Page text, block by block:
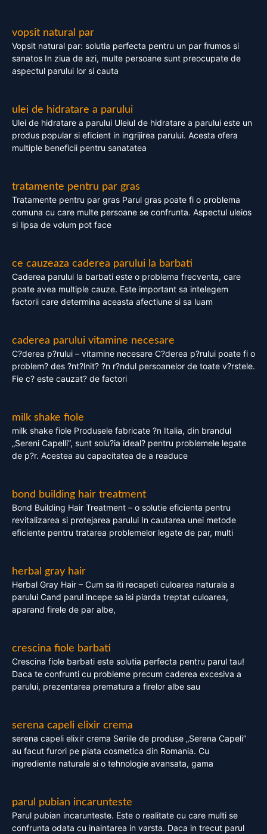
vopsit natural par
Vopsit natural par: solutia perfecta pentru un par frumos si
sanatos In ziua de azi, multe persoane sunt preocupate de
aspectul parului lor si cauta
ulei de hidratare a parului
Ulei de hidratare a parului Uleiul de hidratare a parului este un
produs popular si eficient in ingrijirea parului. Acesta ofera
multiple beneficii pentru sanatatea
tratamente pentru par gras
Tratamente pentru par gras Parul gras poate fi o problema
comuna cu care multe persoane se confrunta. Aspectul uleios
si lipsa de volum pot face
ce cauzeaza caderea parului la barbati
Caderea parului la barbati este o problema frecventa, care
poate avea multiple cauze. Este important sa intelegem
factorii care determina aceasta afectiune si sa luam
caderea parului vitamine necesare
C?derea p?rului – vitamine necesare C?derea p?rului poate fi o
problem? des ?nt?lnit? ?n r?ndul persoanelor de toate v?rstele.
Fie c? este cauzat? de factori
milk shake fiole
milk shake fiole Produsele fabricate ?n Italia, din brandul
„Sereni Capelli”, sunt solu?ia ideal? pentru problemele legate
de p?r. Acestea au capacitatea de a readuce
bond building hair treatment
Bond Building Hair Treatment – o solutie eficienta pentru
revitalizarea si protejarea parului In cautarea unei metode
eficiente pentru tratarea problemelor legate de par, multi
herbal gray hair
Herbal Gray Hair – Cum sa iti recapeti culoarea naturala a
parului Cand parul incepe sa isi piarda treptat culoarea,
aparand firele de par albe,
crescina fiole barbati
Crescina fiole barbati este solutia perfecta pentru parul tau!
Daca te confrunti cu probleme precum caderea excesiva a
parului, prezentarea prematura a firelor albe sau
serena capeli elixir crema
serena capeli elixir crema Seriile de produse „Serena Capeli”
au facut furori pe piata cosmetica din Romania. Cu
ingrediente naturale si o tehnologie avansata, gama
parul pubian incarunteste
Parul pubian incarunteste. Este o realitate cu care multi se
confrunta odata cu inaintarea in varsta. Daca in trecut parul